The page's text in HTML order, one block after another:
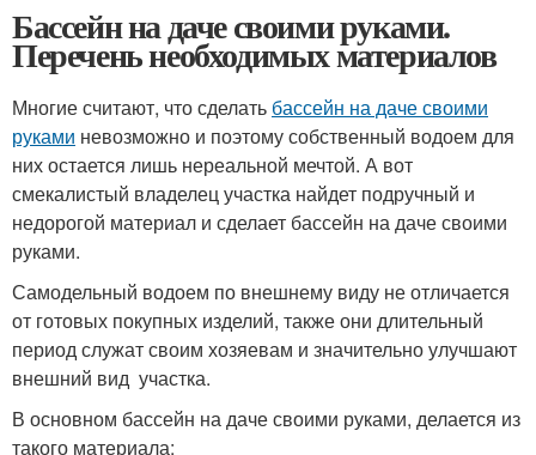
Бассейн на даче своими руками.
Перечень необходимых материалов
Многие считают, что сделать бассейн на даче своими
руками невозможно и поэтому собственный водоем для
них остается лишь нереальной мечтой. А вот
смекалистый владелец участка найдет подручный и
недорогой материал и сделает бассейн на даче своими
руками.
Самодельный водоем по внешнему виду не отличается
от готовых покупных изделий, также они длительный
период служат своим хозяевам и значительно улучшают
внешний вид участка.
В основном бассейн на даче своими руками, делается из
такого материала: